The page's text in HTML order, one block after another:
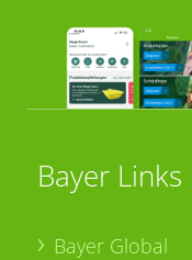
Bayer Links
Bayer Global